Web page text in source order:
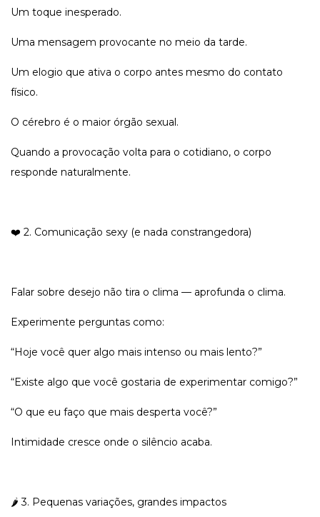
Um toque inesperado.
Uma mensagem provocante no meio da tarde.
Um elogio que ativa o corpo antes mesmo do contato
físico.
O cérebro é o maior órgão sexual.
Quando a provocação volta para o cotidiano, o corpo
responde naturalmente.
❤️ 2. Comunicação sexy (e nada constrangedora)
Falar sobre desejo não tira o clima — aprofunda o clima.
Experimente perguntas como:
“Hoje você quer algo mais intenso ou mais lento?”
“Existe algo que você gostaria de experimentar comigo?”
“O que eu faço que mais desperta você?”
Intimidade cresce onde o silêncio acaba.
🌶️ 3. Pequenas variações, grandes impactos